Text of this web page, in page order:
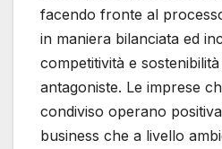
facendo fronte al
in maniera bilanciata ed
competitività e
antagoniste. Le imprese
condiviso operano
business che a livello